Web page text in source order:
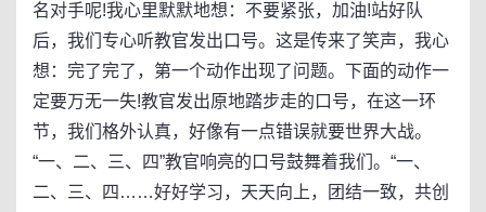
名对手呢!我心里默默地想：不要紧张，加油!站好队
后，我们专心听教官发出口号。这是传来了笑声，我心
想：完了完了，第一个动作出现了问题。下面的动作一
定要万无一失!教官发出原地踏步走的口号，在这一环
节，我们格外认真，好像有一点错误就要世界大战。
“一、二、三、四”教官响亮的口号鼓舞着我们。“一、
二、三、四……好好学习，天天向上，团结一致，共创